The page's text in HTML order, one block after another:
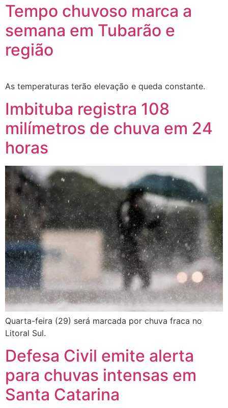
Tempo chuvoso marca a
semana em Tubarão e
região
As temperaturas terão elevação e queda constante.
Imbituba registra 108
milímetros de chuva em 24
horas
Quarta-feira (29) será marcada por chuva fraca no
Litoral Sul.
Defesa Civil emite alerta
para chuvas intensas em
Santa Catarina